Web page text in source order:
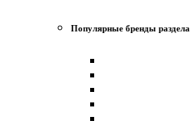
Популярные бренды раздела